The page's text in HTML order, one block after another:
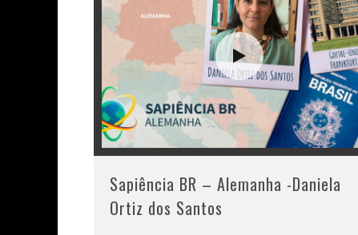
Sapiência BR – Alemanha -Daniela
Ortiz dos Santos